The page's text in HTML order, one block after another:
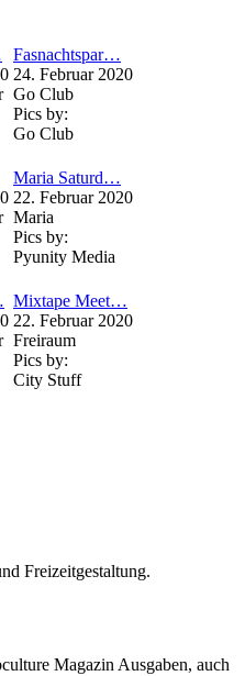
Fasnachtspar…
24. Februar 2020
Go Club
Pics by:
Go Club
Maria Saturd…
22. Februar 2020
Maria
Pics by:
Pyunity Media
Mixtape Meet…
22. Februar 2020
Freiraum
Pics by:
City Stuff
Freizeitgestaltung.
Magazin Ausgaben, auch